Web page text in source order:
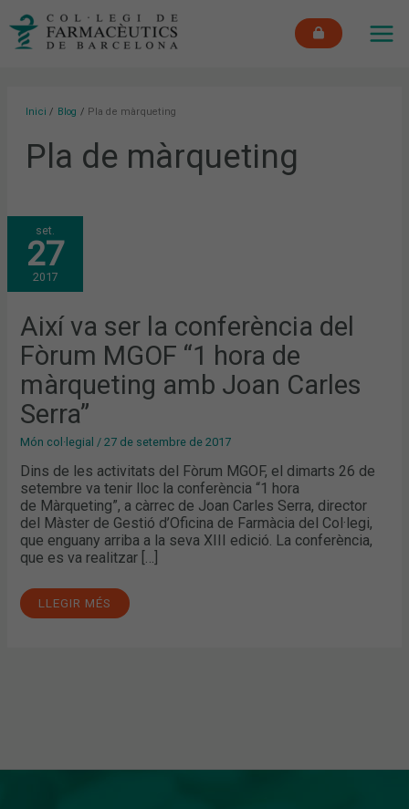
Inici Blog Pla de màrqueting
Pla de màrqueting
set.
27
2017
Així va ser la conferència del
Fòrum MGOF “1 hora de
màrqueting amb Joan Carles
Serra”
Món col·legial /27 de setembre de 2017
Dins de les activitats del Fòrum MGOF, el dimarts 26 de
setembre va tenir lloc la conferència “1 hora
de Màrqueting”, a càrrec de Joan Carles Serra, director
del Màster de Gestió d’Oficina de Farmàcia del Col·legi,
que enguany arriba a la seva XIII edició. La conferència,
que es va realitzar […]
AIXÍ
VA
SER
LA
CONFERÈNCIA
DEL
FÒRUM
“1
HORA
DE
MÀRQUETING
AMB
JOAN
CARLES
SERRA”
LLEGIR MÉS